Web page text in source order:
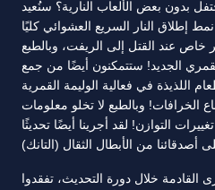
بدون بعض الألعاب النارية؟ سنُعيد
نمط إطلاق النار السريع العشوائي كليًا (ARURF) إلى اللعبة مع إضافة
خاص عند القتل إلى الريفت، وبالطبع
الجديد! ستتمكنون أيضًا من جمع
اللذيذة في فعالية الوليمة القمرية
الخرافات! وبالطبع لا تخلو معلومات
التوازن! لقد أجرينا أيضًا تحديثًا
القادمة خلال دورة التحديث، تفقدوا